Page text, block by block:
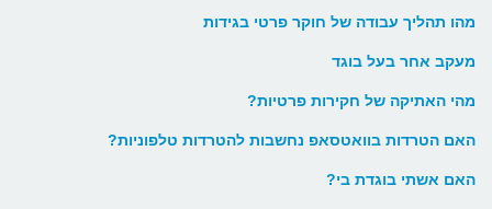
מהו תהליך עבודה של חוקר פרטי בגידות
מעקב אחר בעל בוגד
מהי האתיקה של חקירות פרטיות?
האם הטרדות בוואטסאפ נחשבות להטרדות טלפוניות?
האם אשתי בוגדת בי?